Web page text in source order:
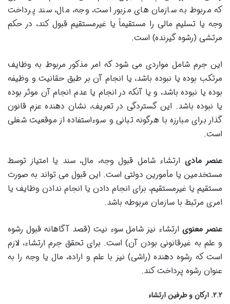
که مربوط به سازمان های مزبور است، وجه، مال، سند پرداخت
وجه یا تسلیم مالی را مستقیماً یا غیرمستقیم قبول کند، در حکم
مرتشی (رشوه گیرنده) است.
این جرم شامل مواردی می شود که امر مذکور مربوط به وظایف
مرتکب بوده یا نبوده باشد، یا انجام آن بر طبق حقانیت و وظیفه
بوده یا نبوده باشد، و یا آنکه در انجام یا عدم انجام آن موثر بوده
یا نبوده باشد. این گستردگی در تعریف، نشان دهنده عزم قانون
گذار برای مبارزه با هرگونه تبانی و سوءاستفاده از موقعیت شغلی
است.
عنصر مادی ارتشاء شامل قبول وجه، مال، سند یا امتیاز توسط
مستخدمین یا مأمورین دولتی است. این قبول می تواند به صورت
مستقیم یا غیرمستقیم، برای انجام دادن یا انجام ندادن وظایف یا
امری مرتبط با سازمان مربوطه باشد.
عنصر معنویارتشاء نیز شامل سوء نیت (قصد آگاهانه قبول رشوه
و علم به غیرقانونی بودن آن) است. برای تحقق جرم ارتشاء، لازم
است که رشوه دهنده (راشی) نیز با علم و اراده، مال یا وجه را به
عنوان رشوه پرداخت کند.
۲.۲. ارکان و طرفین ارتشاء